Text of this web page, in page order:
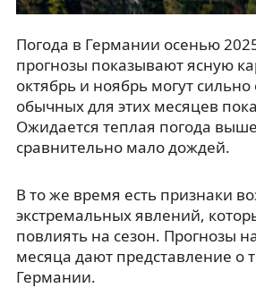
Погода в Германии осенью
прогнозы показывают ясную
октябрь и ноябрь могут сильно
обычных для этих месяцев
Ожидается теплая погода
сравнительно мало дождей.
В то же время есть признаки
экстремальных явлений,
повлиять на сезон. Прогнозы
месяца дают представление о
Германии.